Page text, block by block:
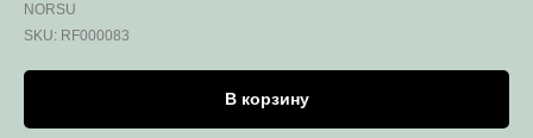
NORSU
SKU: RF000083
В корзину